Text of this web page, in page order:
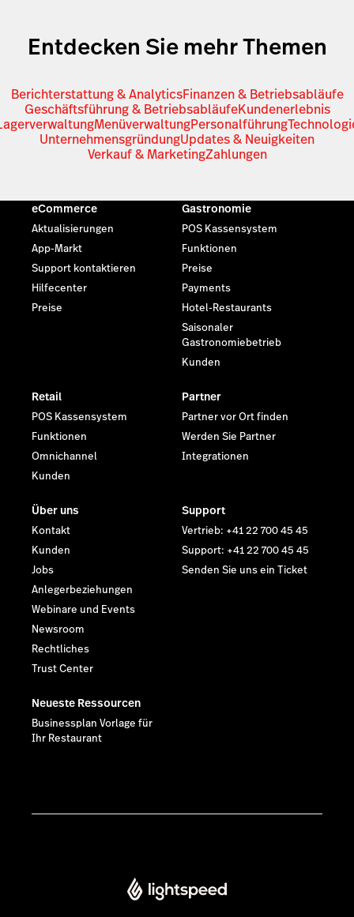
Entdecken Sie mehr Themen
Berichterstattung & AnalyticsFinanzen & Betriebsabläufe
Geschäftsführung & BetriebsabläufeKundenerlebnis
MenüverwaltungPersonalführung
UnternehmensgründungUpdates & Neuigkeiten
Verkauf & MarketingZahlungen
eCommerce
Aktualisierungen
App-Markt
Support kontaktieren
Hilfecenter
Preise
Gastronomie
POS Kassensystem
Funktionen
Preise
Payments
Hotel-Restaurants
Saisonaler
Gastronomiebetrieb
Kunden
Retail
POS Kassensystem
Funktionen
Omnichannel
Kunden
Partner
Partner vor Ort finden
Werden Sie Partner
Integrationen
Über uns
Kontakt
Kunden
Jobs
Anlegerbeziehungen
Webinare und Events
Newsroom
Rechtliches
Trust Center
Support
Vertrieb: +41 22 700 45 45
Support: +41 22 700 45 45
Senden Sie uns ein Ticket
Neueste Ressourcen
Businessplan Vorlage für
Ihr Restaurant